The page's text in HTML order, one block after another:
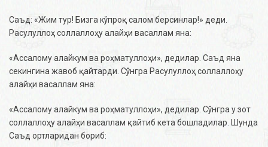
Саъд: «Жим тур! Бизга кўпроқ салом берсинлар!» деди.
Расулуллоҳ соллаллоҳу алайҳи васаллам яна:
«Ассалому алайкум ва роҳматуллоҳи», дедилар. Саъд яна
секингина жавоб қайтарди. Сўнгра Расулуллоҳ соллаллоҳу
алайҳи васаллам яна:
«Ассалому алайкум ва роҳматуллоҳи», дедилар. Сўнгра у зот
соллаллоҳу алайҳи васаллам қайтиб кета бошладилар. Шунда
Саъд ортларидан бориб: